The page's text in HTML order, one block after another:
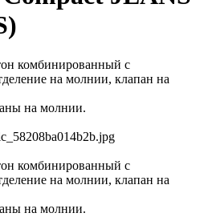
комбинированный с
на молнии, клапан на
на молнии.
комбинированный с
на молнии, клапан на
на молнии.